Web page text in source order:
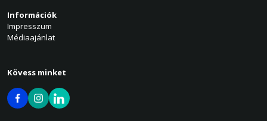
Információk
Impresszum
Médiaajánlat
Kövess minket